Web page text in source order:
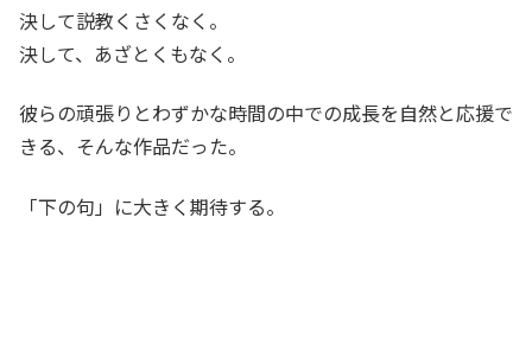
決して説教くさくなく。
決して、あざとくもなく。
彼らの頑張りとわずかな時間の中での成長を自然と応援で
きる、そんな作品だった。
「下の句」に大きく期待する。